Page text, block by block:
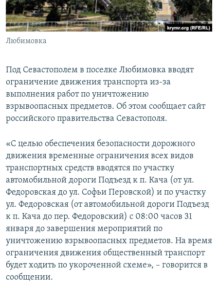
ПОБЕДИТЕЛЕЙ НЕ СУДЯТ?
КРЫМ.НЕПОКОРЕННЫЙ
ELIFBE
ПРИСОЕДИНЯЙТЕСЬ!
Все сайты RFE/RL
Любимовка
Под Севастополем в поселке Любимовка вводят
ограничение движения транспорта из-за
выполнения работ по уничтожению
взрывоопасных предметов. Об этом сообщает сайт
российского правительства Севастополя.
«С целью обеспечения безопасности дорожного
движения временные ограничения всех видов
транспортных средств вводятся по участку
автомобильной дороги Подъезд к п. Кача (от ул.
Федоровская до ул. Софьи Перовской) и по участку
ул. Федоровская (от автомобильной дороги Подъезд
к п. Кача до пер. Федоровский) с 08:00 часов 31
января до завершения мероприятий по
уничтожению взрывоопасных предметов. На время
ограничения движения общественный транспорт
будет ходить по укороченной схеме», – говорится в
сообщении.